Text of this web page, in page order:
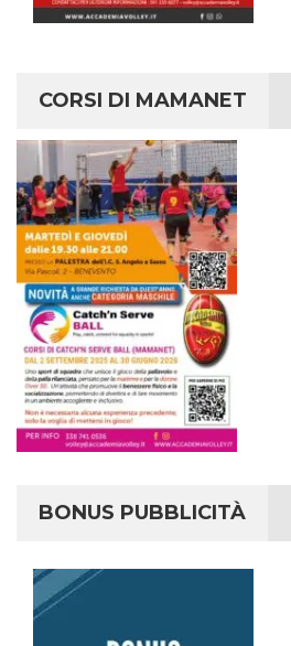
CORSI DI MAMANET
BONUS PUBBLICITÀ